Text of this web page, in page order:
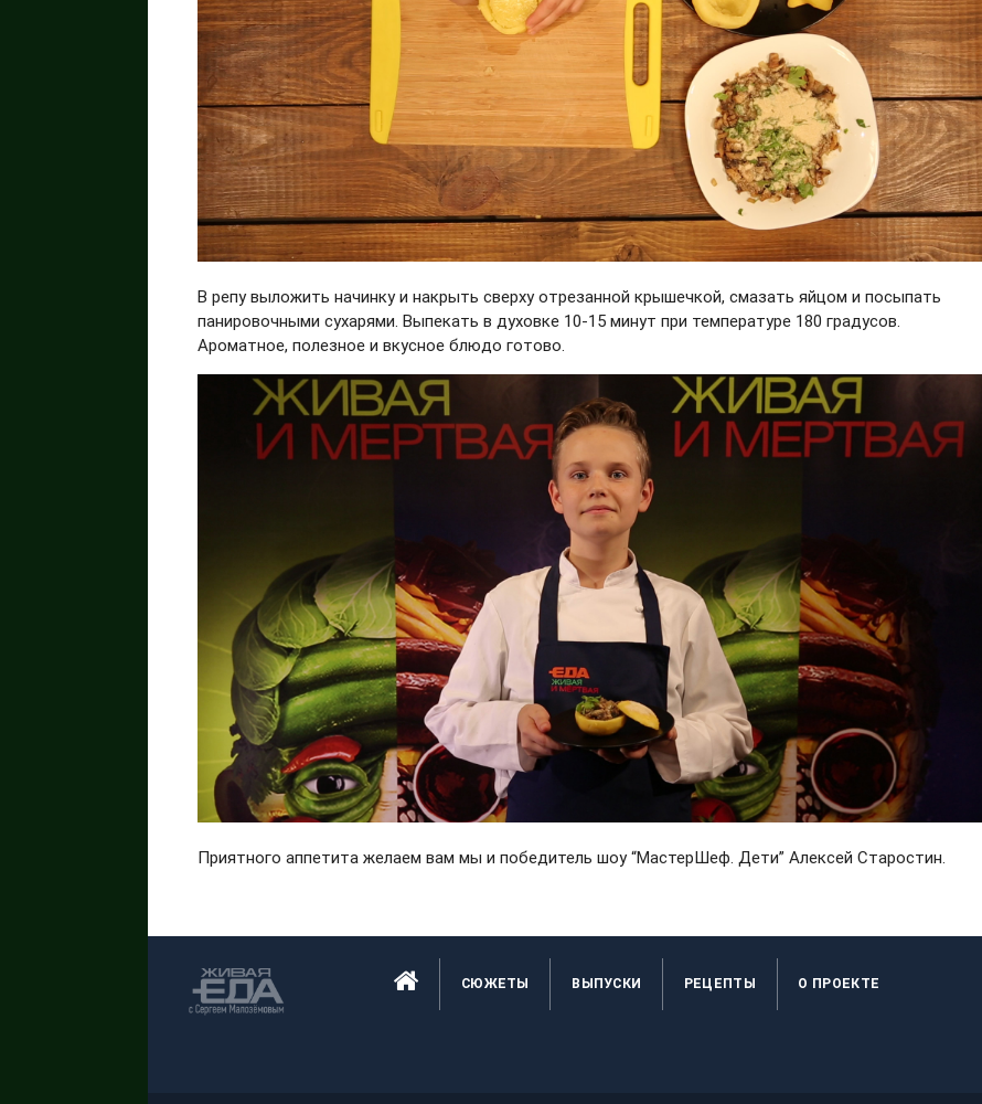
В репу выложить начинку и накрыть сверху отрезанной крышечкой, смазать яйцом и посыпать
панировочными сухарями. Выпекать в духовке 10-15 минут при температуре 180 градусов.
Ароматное, полезное и вкусное блюдо готово.
Приятного аппетита желаем вам мы и победитель шоу “МастерШеф. Дети” Алексей Старостин.
СЮЖЕТЫ ВЫПУСКИ РЕЦЕПТЫ O ПРОЕКТЕ